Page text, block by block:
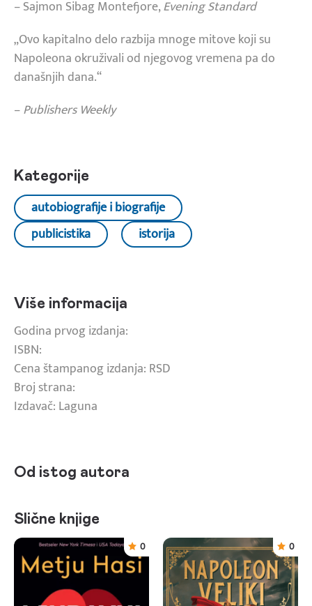
– Sajmon Sibag Montefjore,Evening Standard
„Ovo kapitalno delo razbija mnoge mitove koji su
Napoleona okruživali od njegovog vremena pa do
današnjih dana.“
–Publishers Weekly
Kategorije
autobiografije i biografije
publicistika
istorija
Više informacija
Godina prvog izdanja:
ISBN:
Cena štampanog izdanja: RSD
Broj strana:
Izdavač: Laguna
Od istog autora
Slične knjige
0
0